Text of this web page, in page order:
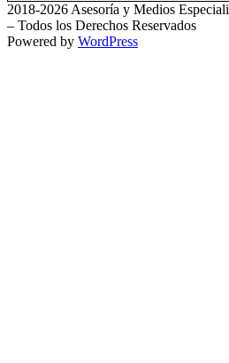
2018-2026 Asesoría y Medios
– Todos los Derechos Reservados
Powered by WordPress